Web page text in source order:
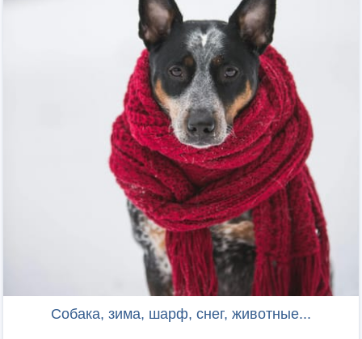
Собака, зима, шарф, снег, животные...